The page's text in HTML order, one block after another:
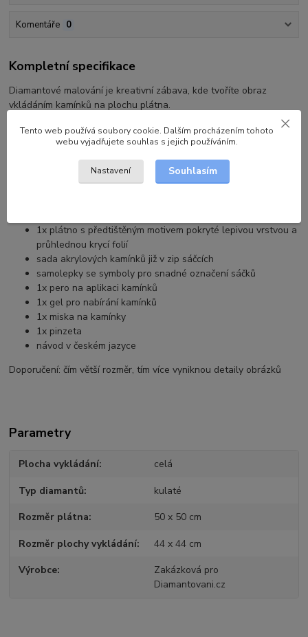
Komentáře 0
Kompletní specifikace
Diamantové malování je kreativní zábava, kde tvoříte obraz
vkládáním kamínků na plochu plátna.
Vymaluj si obraz třpytivými kamínky, který ozdobí Váš domov.
Nebo někoho obdarujte originálním dárkem, který zabaví a po
dokončení může dělat i nadále radost a okrasu.
Vše co potřebujete k tvoření, je již součástí obrázku.
1x plátno s předtištěným motivem pokryté lepivou vrstvou a
průhlednou krycí folií
sada akrylových kamínků již v zip sáčcích
samolepky se symboly pro snadné označení sáčků
1x pero na aplikaci kamínků
1x gel pro nabírání kamínků
1x miska na kamínky
1x pinzeta
návod v českém jazyce
Doporučení: čím větší rozměr, tím více vyniknou detaily obrázků
Parametry
Plocha vykládání celá
Typ diamantů kulaté
Rozměr plátna 50 x 50 cm
Rozměr plochy vykládání 44 x 44 cm
Výrobce
Zakázková pro
Diamantovani.cz
Tento web používá soubory cookie. Dalším procházením tohoto
webu vyjadřujete souhlas s jejich používáním.
Nastavení Souhlasím